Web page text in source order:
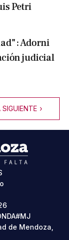
Petri
Adorni
judicial
SIGUIENTE ›
de Mendoza,